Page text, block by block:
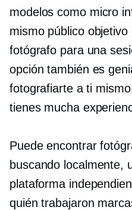
modelos como micro
mismo público
fotógrafo para una
opción también es
fotografiarte a ti
tienes mucha
Puede encontrar
buscando localmente,
plataforma
quién trabajaron